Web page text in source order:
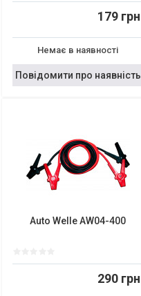
179 грн
Немає в наявності
Повідомити про наявність
Auto Welle AW04-400
290 грн